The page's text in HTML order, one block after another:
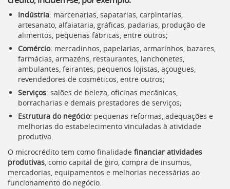
conteúdo
desta
página
[]
Ir
para
a
busca
[]
Voltar
para
o
início
deste
menu
[]
Indústria: marcenarias, sapatarias, carpintarias,
artesanato, alfaiataria, gráficas, padarias, produção de
alimentos, pequenas fábricas, entre outros;
Comércio: mercadinhos, papelarias, armarinhos, bazares,
farmácias, armazéns, restaurantes, lanchonetes,
ambulantes, feirantes, pequenos lojistas, açougues,
revendedores de cosméticos, entre outros;
Serviços: salões de beleza, oficinas mecânicas,
borracharias e demais prestadores de serviços;
Estrutura do negócio: pequenas reformas, adequações e
melhorias do estabelecimento vinculadas à atividade
produtiva.
O microcrédito tem como finalidade financiar atividades
produtivas , como capital de giro, compra de insumos,
mercadorias, equipamentos e melhorias necessárias ao
funcionamento do negócio.